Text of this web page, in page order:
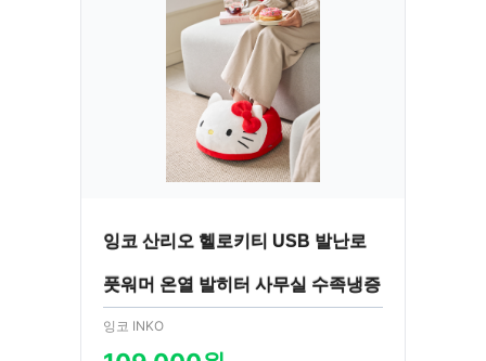
잉코 산리오 헬로키티 USB 발난로
풋워머 온열 발히터 사무실 수족냉증
잉코 INKO